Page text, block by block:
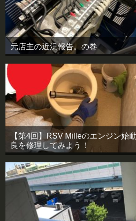
元店主の近況報告。の巻
【第4回】RSV Milleのエンジン始
良を修理してみよう！